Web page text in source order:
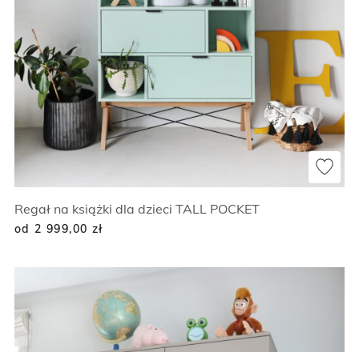
Regał na książki dla dzieci TALL POCKET
od 2 999,00 zł